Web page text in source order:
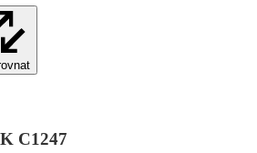
C1247